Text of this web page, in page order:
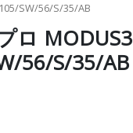
SW/56/S/35/AB
ロ MODUS3
56/S/35/AB